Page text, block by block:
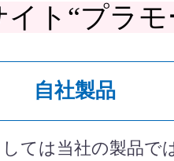
イト“プラモ
自社製品
ては当社の製品で